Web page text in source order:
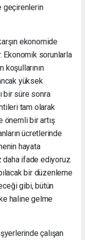
geçirenlerin
ekonomide
Ekonomik sorunlarla
yüksek
bir süre sonra
tam olarak
önemli bir artış
ücretlerinde
hayata
ifade ediyoruz.
bir düzenleme
gibi, bütün
haline gelme
çalışan